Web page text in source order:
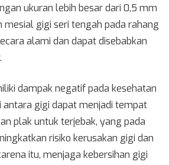
ukuran lebih besar dari 0,5 mm
mesial gigi seri tengah pada rahang
alami dan dapat disebabkan
dampak negatif pada kesehatan
antara gigi dapat menjadi tempat
plak untuk terjebak, yang pada
risiko kerusakan gigi dan
itu, menjaga kebersihan gigi